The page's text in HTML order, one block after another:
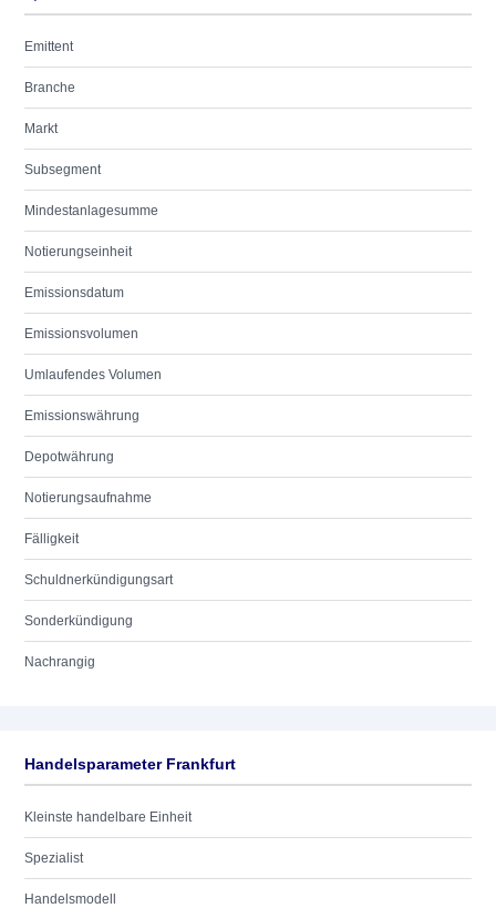
Emittent
Branche
Markt
Subsegment
Mindestanlagesumme
Notierungseinheit
Emissionsdatum
Emissionsvolumen
Umlaufendes Volumen
Emissionswährung
Depotwährung
Notierungsaufnahme
Fälligkeit
Schuldnerkündigungsart
Sonderkündigung
Nachrangig
Handelsparameter Frankfurt
Kleinste handelbare Einheit
Spezialist
Handelsmodell